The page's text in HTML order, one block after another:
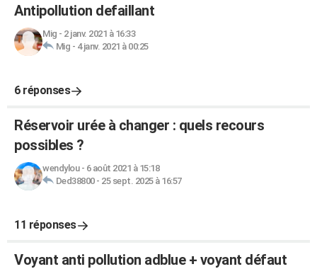
Antipollution defaillant
Mig - 2 janv. 2021 à 16:33
Mig - 4 janv. 2021 à 00:25
6 réponses
Réservoir urée à changer : quels recours
possibles ?
wendylou- 6 août 2021 à 15:18
Ded38800- 25 sept. 2025 à 16:57
11 réponses
Voyant anti pollution adblue + voyant défaut